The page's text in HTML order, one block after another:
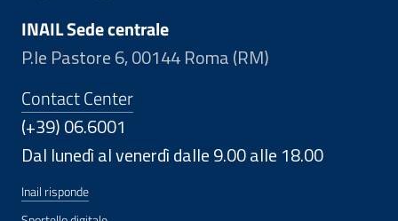
INAIL Sede centrale
P.le Pastore 6, 00144 Roma (RM)
Contact Center
(+39) 06.6001
Dal lunedì al venerdì dalle 9.00 alle 18.00
Inail risponde